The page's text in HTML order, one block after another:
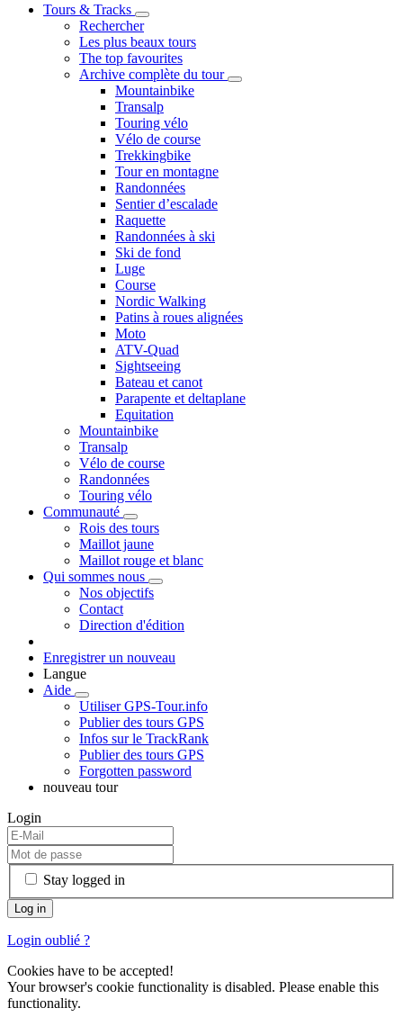
Tours & Tracks
Rechercher
Les plus beaux tours
The top favourites
Archive complète du tour
Mountainbike
Transalp
Touring vélo
Vélo de course
Trekkingbike
Tour en montagne
Randonnées
Sentier d’escalade
Raquette
Randonnées à ski
Ski de fond
Luge
Course
Nordic Walking
Patins à roues alignées
Moto
ATV-Quad
Sightseeing
Bateau et canot
Parapente et deltaplane
Equitation
Mountainbike
Transalp
Vélo de course
Randonnées
Touring vélo
Communauté
Rois des tours
Maillot jaune
Maillot rouge et blanc
Qui sommes nous
Nos objectifs
Contact
Direction d'édition
Enregistrer un nouveau
Langue
Aide
Utiliser GPS-Tour.info
Publier des tours GPS
Infos sur le TrackRank
Publier des tours GPS
Forgotten password
nouveau tour
Login
Stay logged in
Login oublié ?
Cookies have to be accepted!
Your browser's cookie functionality is disabled. Please enable this
functionality.